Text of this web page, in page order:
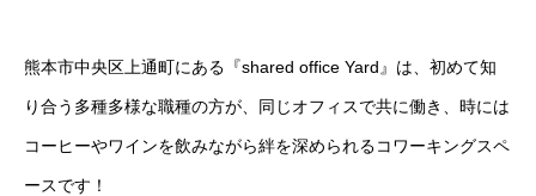
熊本市中央区上通町にある『shared office Yard』は、初めて知
り合う多種多様な職種の方が、同じオフィスで共に働き、時には
コーヒーやワインを飲みながら絆を深められるコワーキングスペ
ースです！